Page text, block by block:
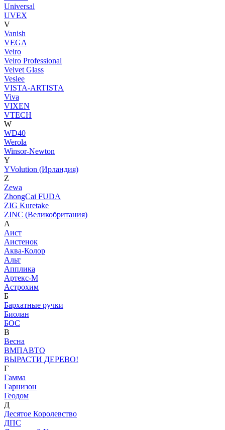
Universal
UVEX
V
Vanish
VEGA
Veiro
Veiro Professional
Velvet Glass
Veslee
VISTA-ARTISTA
Viva
VIXEN
VTECH
W
WD40
Werola
Winsor-Newton
Y
YVolution (Ирландия)
Z
Zewa
ZhongCai FUDA
ZIG Kuretake
ZINC (Великобритания)
А
Аист
Аистенок
Аква-Колор
Альт
Апплика
Артекс-М
Астрохим
Б
Бархатные ручки
Биолан
БОС
В
Весна
ВМПАВТО
ВЫРАСТИ ДЕРЕВО!
Г
Гамма
Гарнизон
Геодом
Д
Десятое Королевство
ДПС